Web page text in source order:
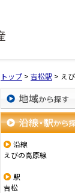
トップ > 吉松駅 > え
地域から探す
沿線・駅から探す
沿線
えびの高原線
駅
吉松